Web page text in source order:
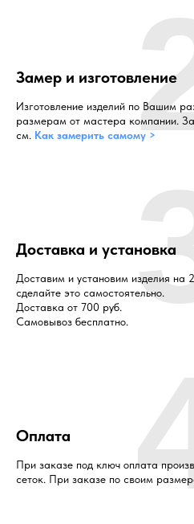
Замер и изготовление
Изготовление изделий по Вашим
размерам от мастера компании.
см. Как замерить самому >
Доставка и установка
Доставим и установим изделия на
сделайте это самостоятельно.
Доставка от 700 руб.
Самовывоз бесплатно.
Оплата
При заказе под ключ оплата
сеток. При заказе по своим